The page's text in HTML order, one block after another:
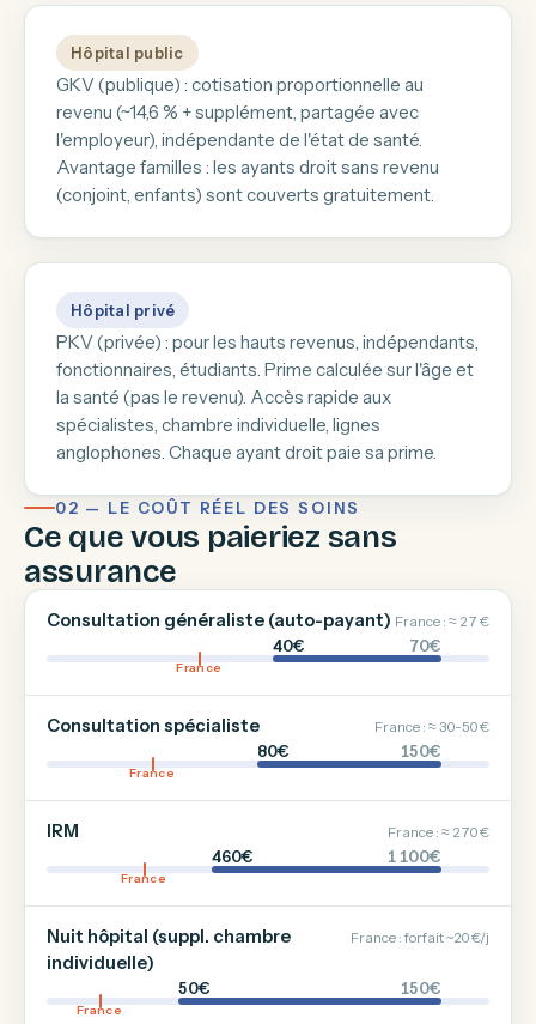
Hôpital public
GKV (publique) : cotisation proportionnelle au
revenu (~14,6 % + supplément, partagée avec
l'employeur), indépendante de l'état de santé.
Avantage familles : les ayants droit sans revenu
(conjoint, enfants) sont couverts gratuitement.
Hôpital privé
PKV (privée) : pour les hauts revenus, indépendants,
fonctionnaires, étudiants. Prime calculée sur l'âge et
la santé (pas le revenu). Accès rapide aux
spécialistes, chambre individuelle, lignes
anglophones. Chaque ayant droit paie sa prime.
02 — LE COÛT RÉEL DES SOINS
Ce que vous paieriez sans
assurance
Consultation généraliste (auto-payant) France : ≈ 27 €
40€ 70€
France
Consultation spécialiste France : ≈ 30-50 €
80€ 150€
France
IRM France : ≈ 270 €
460€ 1 100€
France
Nuit hôpital (suppl. chambre
individuelle)
France : forfait ~20 €/j
50€ 150€
France